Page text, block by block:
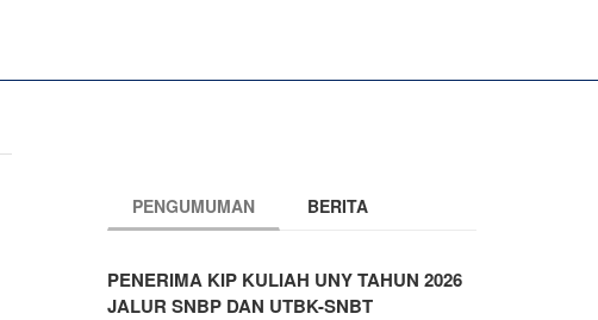
PENGUMUMAN BERITA
PENERIMA KIP KULIAH UNY TAHUN 2026
JALUR SNBP DAN UTBK-SNBT